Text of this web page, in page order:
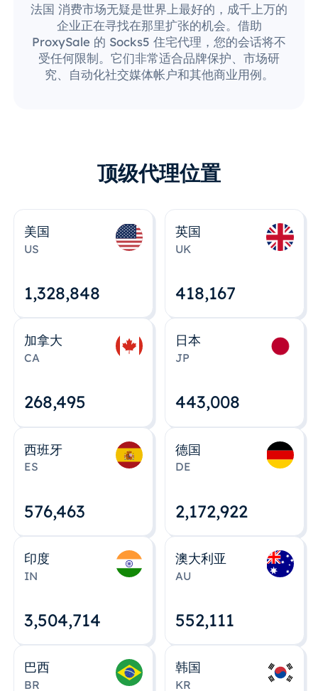
法国 消费市场无疑是世界上最好的，成千上万的
企业正在寻找在那里扩张的机会。借助
ProxySale 的 Socks5 住宅代理，您的会话将不
受任何限制。它们非常适合品牌保护、市场研
究、自动化社交媒体帐户和其他商业用例。
顶级代理位置
美国
US
1,328,848
英国
UK
418,167
加拿大
CA
268,495
日本
JP
443,008
西班牙
ES
576,463
德国
DE
2,172,922
印度
IN
3,504,715
澳大利亚
AU
552,112
巴西
BR
韩国
KR